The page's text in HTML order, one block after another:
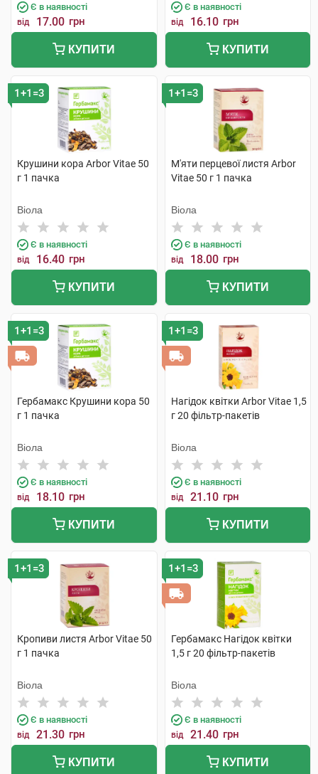
Є в наявності
від 17.00 грн
КУПИТИ
Є в наявності
від 16.10 грн
КУПИТИ
1+1=3
Крушини кора Arbor Vitae 50
г 1 пачка
Віола
Є в наявності
від 16.40 грн
КУПИТИ
1+1=3
М'яти перцевої листя Arbor
Vitae 50 г 1 пачка
Віола
Є в наявності
від 18.00 грн
КУПИТИ
1+1=3
Гербамакс Крушини кора 50
г 1 пачка
Віола
Є в наявності
від 18.10 грн
КУПИТИ
1+1=3
Нагідок квітки Arbor Vitae 1,5
г 20 фільтр-пакетів
Віола
Є в наявності
від 21.10 грн
КУПИТИ
1+1=3
Кропиви листя Arbor Vitae 50
г 1 пачка
Віола
Є в наявності
від 21.30 грн
КУПИТИ
1+1=3
Гербамакс Нагідок квітки
1,5 г 20 фільтр-пакетів
Віола
Є в наявності
від 21.40 грн
КУПИТИ